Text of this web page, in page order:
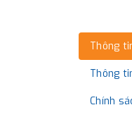
Thông
Thông
Chính